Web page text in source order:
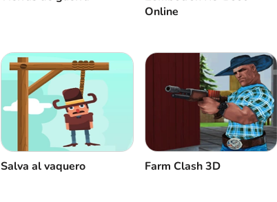
Online
Salva al vaquero Farm Clash 3D